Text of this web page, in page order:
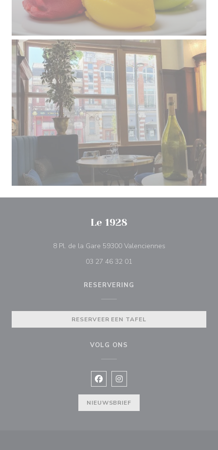
Le 1928
8 Pl. de la Gare 59300 Valenciennes((opent in een
03 27 46 32 01
RESERVERING
RESERVEER EEN TAFEL
VOLG ONS
Facebook ((opent in een nieuw
Instagram ((opent in een
NIEUWSBRIEF